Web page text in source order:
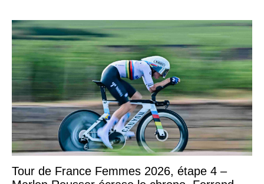
Tour de France Femmes 2026, étape 4 –